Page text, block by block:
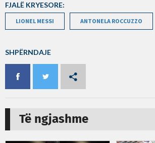
FJALË KRYESORE:
LIONEL MESSI ANTONELA ROCCUZZO
SHPËRNDAJE
Të ngjashme